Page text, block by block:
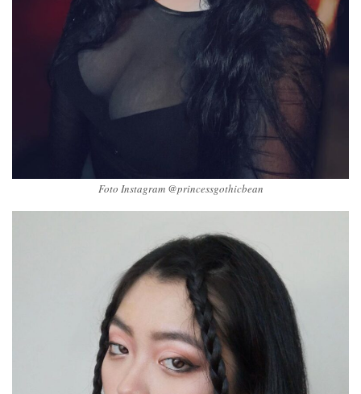
Foto Instagram @princessgothicbean